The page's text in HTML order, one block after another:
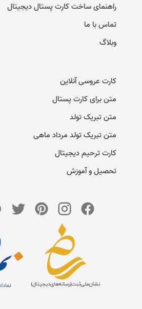
راهنمای ساخت کارت پستال دیجیتال
تماس با ما
وبلاگ
کارت عروسی آنلاین
متن برای کارت پستال
متن تبریک تولد
متن تبریک تولد مرداد ماهی
کارت ترحیم دیجیتال
تحصیل و آموزش